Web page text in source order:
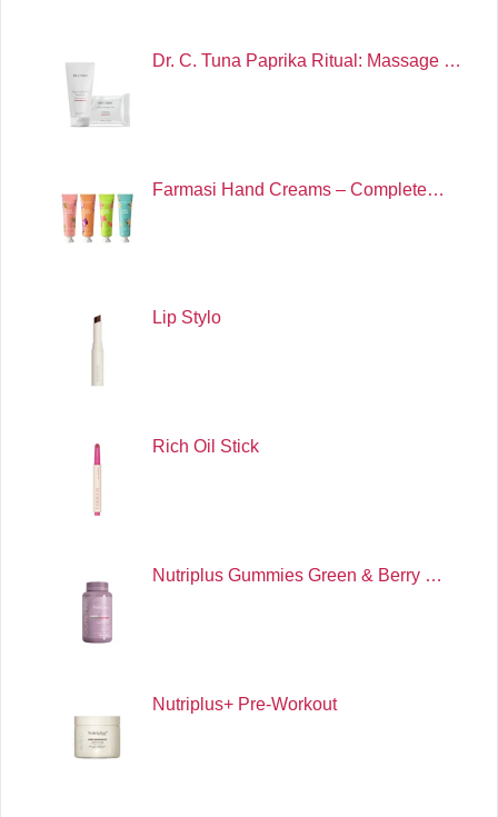
Dr. C. Tuna Paprika Ritual: Massage …
Farmasi Hand Creams – Complete…
Lip Stylo
Rich Oil Stick
Nutriplus Gummies Green & Berry …
Nutriplus+ Pre-Workout